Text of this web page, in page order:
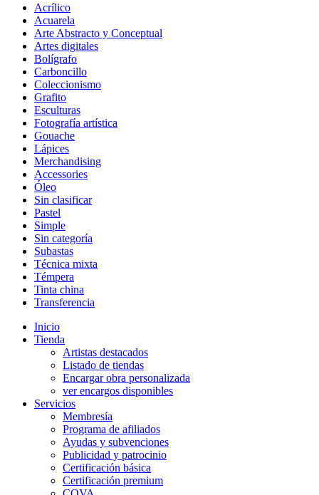
Acrílico
Acuarela
Arte Abstracto y Conceptual
Artes digitales
Bolígrafo
Carboncillo
Coleccionismo
Grafito
Esculturas
Fotografía artística
Gouache
Lápices
Merchandising
Accessories
Óleo
Sin clasificar
Pastel
Simple
Sin categoría
Subastas
Técnica mixta
Témpera
Tinta china
Transferencia
Inicio
Tienda
Artistas destacados
Listado de tiendas
Encargar obra personalizada
ver encargos disponibles
Servicios
Membresía
Programa de afiliados
Ayudas y subvenciones
Publicidad y patrocinio
Certificación básica
Certificación premium